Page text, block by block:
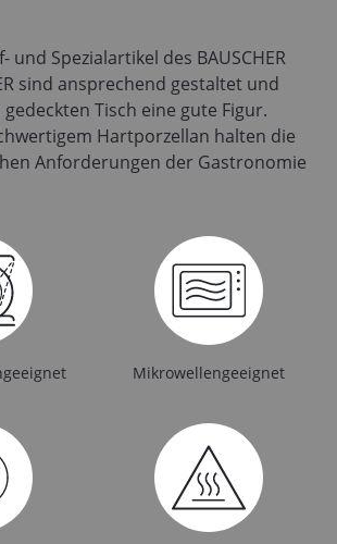
und Spezialartikel des BAUSCHER
sind ansprechend gestaltet und
Tisch eine gute Figur.
Hartporzellan halten die
Anforderungen der Gastronomie
Mikrowellengeeignet